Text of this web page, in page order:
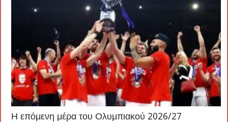
Η επόμενη μέρα του Ολυμπιακού 2026/27